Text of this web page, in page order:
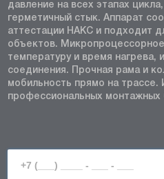
давление на всех этапах
герметичный стык. Аппарат
аттестации НАКС и подходит
объектов.
температуру и время нагрева,
соединения. Прочная рама и
мобильность прямо на
профессиональных монтажных